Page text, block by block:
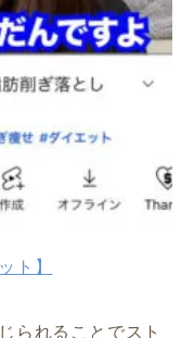
ト】
られることでスト